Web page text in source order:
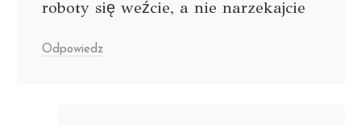
roboty się weźcie, a nie narzekajcie
Odpowiedz